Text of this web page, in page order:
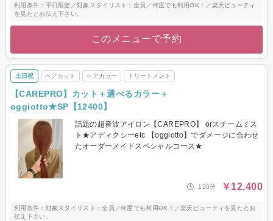
利用条件：平日限定／対象スタイリスト：全員／何度でも利用OK！／楽天ビューティ
を見たとお伝え下さい。
このメニューで予約
土日祝 ヘアカット ヘアカラー トリートメント
【CAREPRO】カット＋選べるカラー＋
oggiotto★SP【12400】
話題の超音波アイロン【CAREPRO】 orスチームミス
ト★アディクシーetc.【oggiotto】でダメージに合わせ
たオーダーメイドスペシャルコース★
120分 ￥12,400
利用条件：対象スタイリスト：全員／何度でも利用OK！／楽天ビューティを見たとお
伝え下さい。